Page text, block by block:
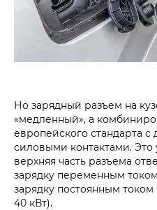
Но зарядный разъем на
«медленный», а
европейского стандарта
силовыми контактами.
верхняя часть разъема
зарядку переменным
зарядку постоянным
40 кВт).